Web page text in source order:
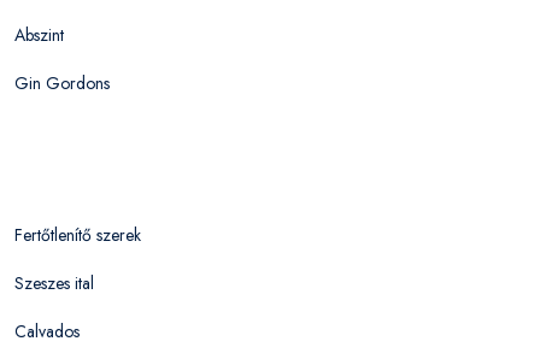
Abszint
Gin Gordons
Fertőtlenítő szerek
Szeszes ital
Calvados